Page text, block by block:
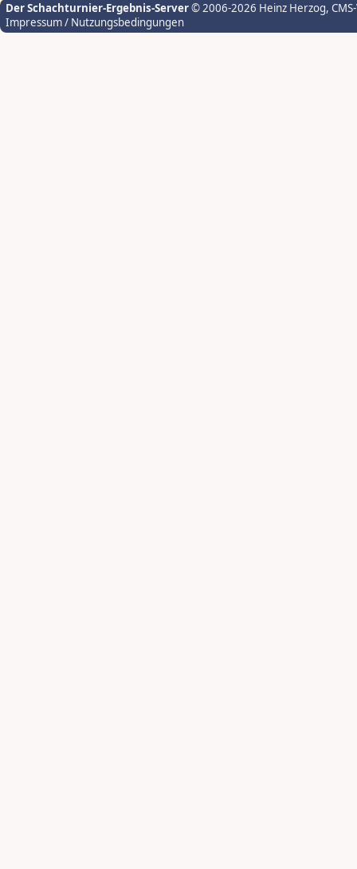
Der Schachturnier-Ergebnis-Server© 2006-2026 Heinz Herzog,
Impressum / Nutzungsbedingungen